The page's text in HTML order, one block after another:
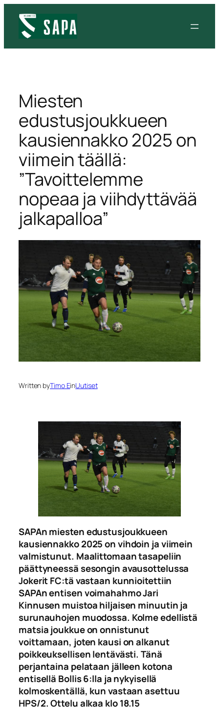
sisältöön
Miesten
edustusjoukkueen
kausiennakko 2025 on
viimein täällä:
”Tavoittelemme
nopeaa ja viihdyttävää
jalkapalloa”
Written byTimo EinUutiset
SAPAn miesten edustusjoukkueen
kausiennakko 2025 on vihdoin ja viimein
valmistunut. Maalittomaan tasapeliin
päättyneessä sesongin avausottelussa
Jokerit FC:tä vastaan kunnioitettiin
SAPAn entisen voimahahmo Jari
Kinnusen muistoa hiljaisen minuutin ja
surunauhojen muodossa. Kolme edellistä
matsia joukkue on onnistunut
voittamaan, joten kausi on alkanut
poikkeuksellisen lentävästi. Tänä
perjantaina pelataan jälleen kotona
entisellä Bollis 6:lla ja nykyisellä
kolmoskentällä, kun vastaan asettuu
HPS/2. Ottelu alkaa klo 18.15